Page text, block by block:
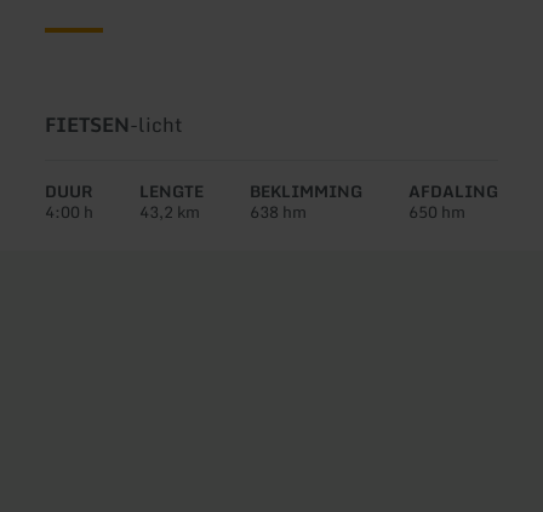
Soort
FIETSEN-Moeilijkheidsgraad:
licht
DUUR
4:00 h
LENGTE
43,2 km
BEKLIMMING
638 hm
AFDALING
650 hm